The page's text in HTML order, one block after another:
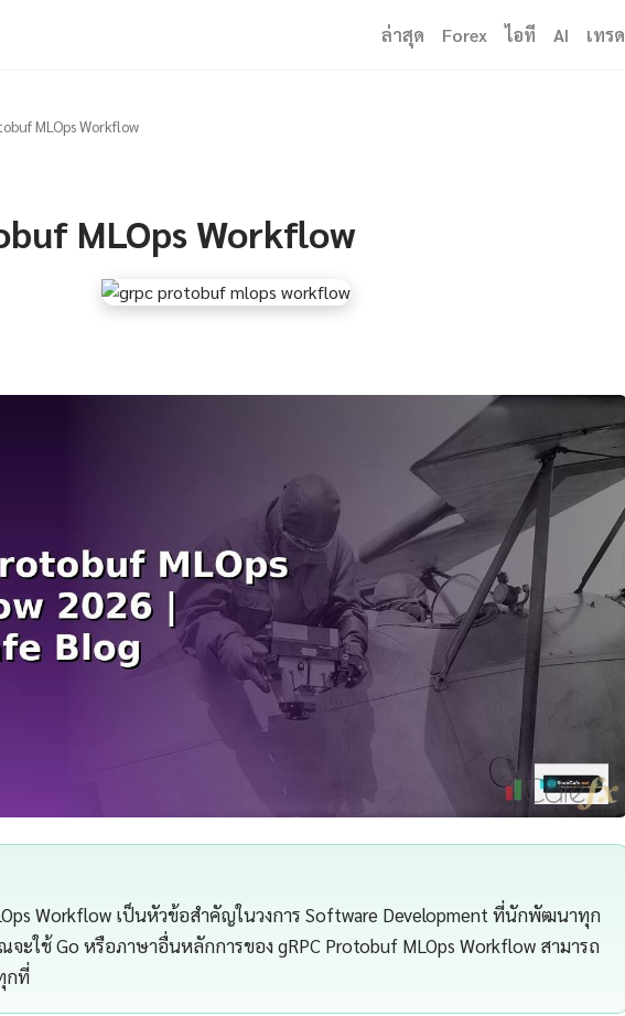
ล่าสุด Forex ไอที AI เทรด
MLOps Workflow
MLOps Workflow
Workflow เป็นหัวข้อสำคัญในวงการ Software Development ที่นักพัฒนาทุก
จะใช้ Go หรือภาษาอื่นหลักการของ gRPC Protobuf MLOps Workflow สามารถ
กที่